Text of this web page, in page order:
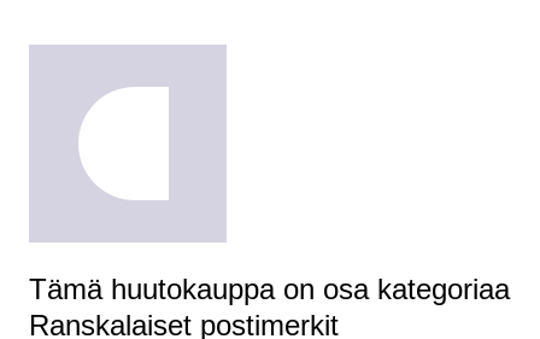
Tämä huutokauppa on osa kategoriaa
Ranskalaiset postimerkit